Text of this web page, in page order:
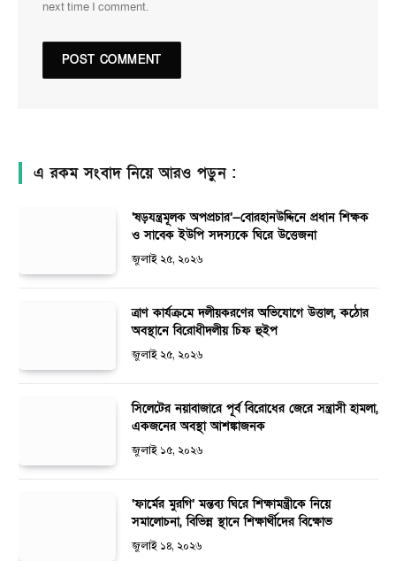
next time I comment.
এ রকম সংবাদ নিয়ে আরও পড়ুন :
‘ষড়যন্ত্রমূলক অপপ্রচার’—বোরহানউদ্দিনে প্রধান শিক্ষক
ও সাবেক ইউপি সদস্যকে ঘিরে উত্তেজনা
জুলাই ২৫, ২০২৬
ত্রাণ কার্যক্রমে দলীয়করণের অভিযোগে উত্তাল, কঠোর
অবস্থানে বিরোধীদলীয় চিফ হুইপ
জুলাই ২৫, ২০২৬
সিলেটের নয়াবাজারে পূর্ব বিরোধের জেরে সন্ত্রাসী হামলা,
একজনের অবস্থা আশঙ্কাজনক
জুলাই ১৫, ২০২৬
‘ফার্মের মুরগি’ মন্তব্য ঘিরে শিক্ষামন্ত্রীকে নিয়ে
সমালোচনা, বিভিন্ন স্থানে শিক্ষার্থীদের বিক্ষোভ
জুলাই ১৪, ২০২৬